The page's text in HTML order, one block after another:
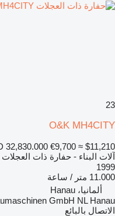
23
O&K MH4CITY
32,830.000 €9,700 ≈ $11,210
آلات البناء - حفارة ذات العجلات
1999
11.000 متر / ساعة
ألمانيا، Hanau
GmbH NL Hanau
الاتصال بالبائع